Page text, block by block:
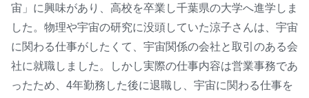
宙」に興味があり、高校を卒業し千葉県の大学へ進学しま
した。物理や宇宙の研究に没頭していた涼子さんは、宇宙
に関わる仕事がしたくて、宇宙関係の会社と取引のある会
社に就職しました。しかし実際の仕事内容は営業事務であ
ったため、4年勤務した後に退職し、宇宙に関わる仕事を